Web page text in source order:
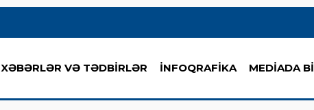
XƏBƏRLƏR VƏ TƏDBİRLƏR İNFOQRAFİKA MEDİADA